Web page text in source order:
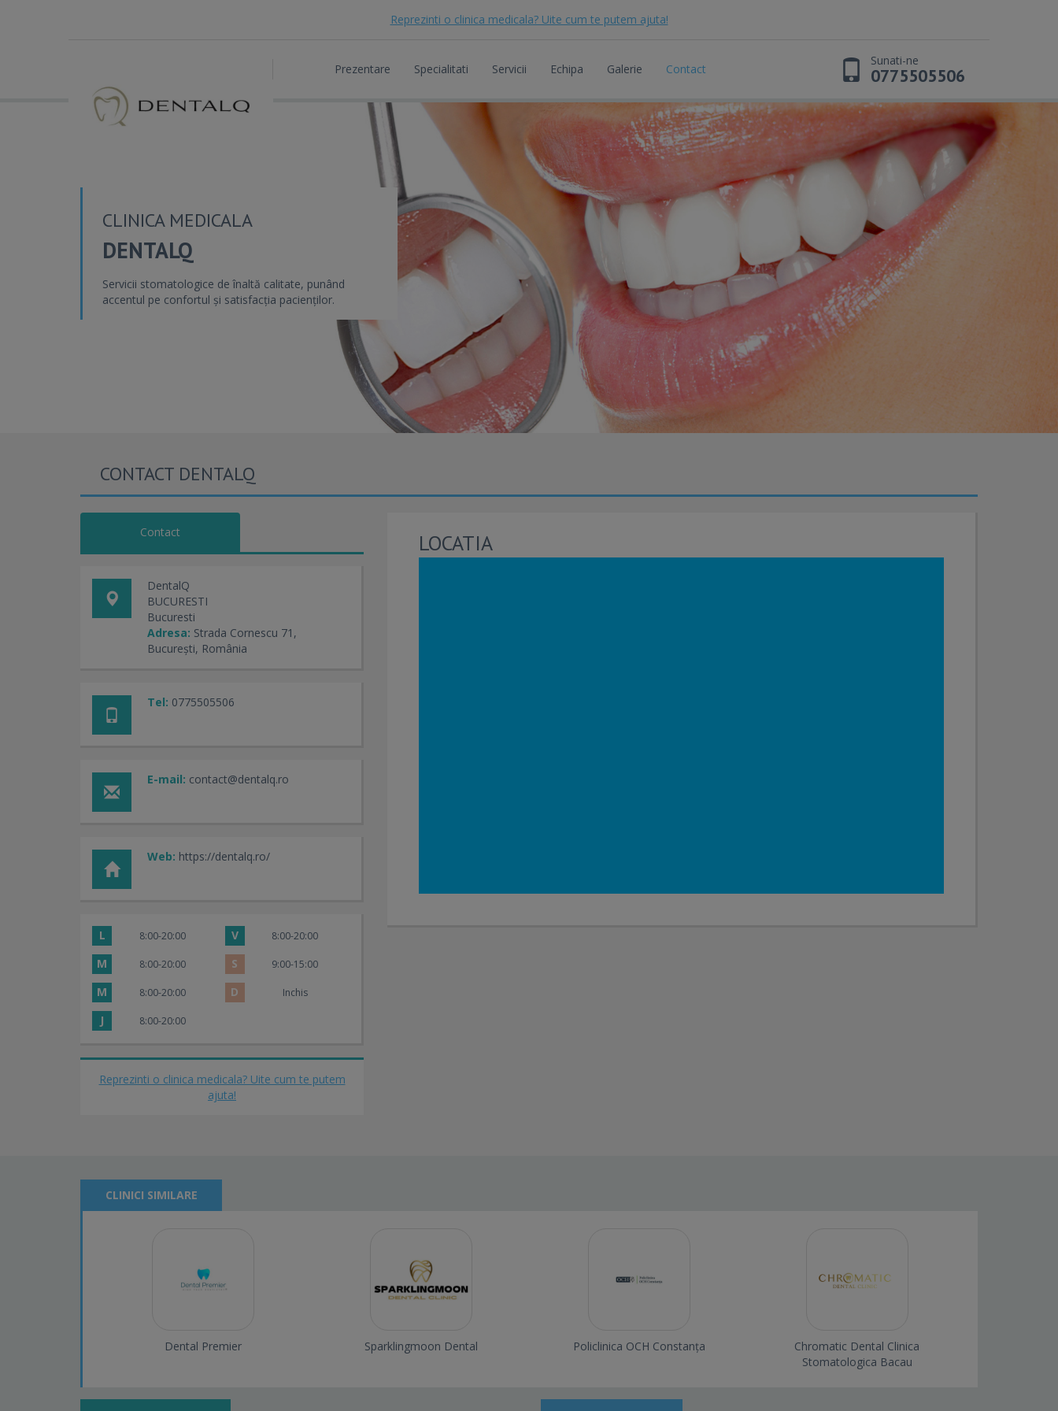
Reprezinti o clinica medicala? Uite cum te putem ajuta!
Prezentare Specialitati Servicii Echipa Galerie Contact
Sunati-ne
0775505506
CLINICA MEDICALA
DENTALQ
Servicii stomatologice de înaltă calitate, punând
accentul pe confortul și satisfacția pacienților.
CONTACT DENTALQ
Contact
DentalQ
BUCURESTI
Bucuresti
Adresa: Strada Cornescu 71,
București, România
Tel: 0775505506
E-mail: contact@dentalq.ro
Web: https://dentalq.ro/
L 8:00-20:00 V 8:00-20:00
M 8:00-20:00 S 9:00-15:00
M 8:00-20:00 D Inchis
J 8:00-20:00
Reprezinti o clinica medicala? Uite cum te putem
ajuta!
LOCATIA
CLINICI SIMILARE
Dental Premier Sparklingmoon Dental Policlinica OCH Constanța
Chromatic Dental Clinica
Stomatologica Bacau